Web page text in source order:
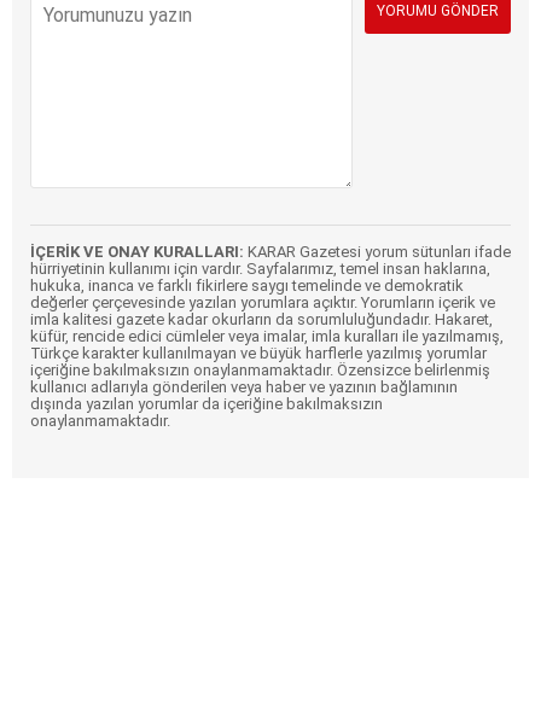
İÇERİK VE ONAY KURALLARI: KARAR Gazetesi yorum sütunları ifade
hürriyetinin kullanımı için vardır. Sayfalarımız, temel insan haklarına,
hukuka, inanca ve farklı fikirlere saygı temelinde ve demokratik
değerler çerçevesinde yazılan yorumlara açıktır. Yorumların içerik ve
imla kalitesi gazete kadar okurların da sorumluluğundadır. Hakaret,
küfür, rencide edici cümleler veya imalar, imla kuralları ile yazılmamış,
Türkçe karakter kullanılmayan ve büyük harflerle yazılmış yorumlar
içeriğine bakılmaksızın onaylanmamaktadır. Özensizce belirlenmiş
kullanıcı adlarıyla gönderilen veya haber ve yazının bağlamının
dışında yazılan yorumlar da içeriğine bakılmaksızın
onaylanmamaktadır.